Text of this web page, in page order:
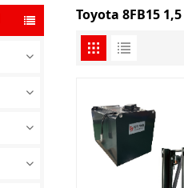
Toyota 8FB15